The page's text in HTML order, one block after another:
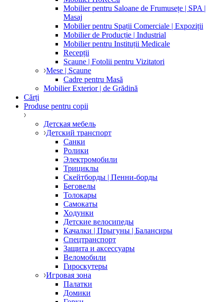
Mobilier pentru Saloane de Frumusețe | SPA |
Masaj
Mobilier pentru Spații Comerciale | Expoziții
Mobilier de Producție | Industrial
Mobilier pentru Instituții Medicale
Recepții
Scaune | Fotolii pentru Vizitatori
Mese | Scaune
Cadre pentru Masă
Mobilier Exterior | de Grădină
Cărți
Produse pentru copii
Детская мебель
Детский транспорт
Санки
Ролики
Электромобили
Трициклы
Скейтборды | Пенни-борды
Беговелы
Толокары
Самокаты
Ходунки
Детские велосипеды
Качалки | Прыгуны | Балансиры
Спецтранспорт
Защита и аксессуары
Веломобили
Гироскутеры
Игровая зона
Палатки
Домики